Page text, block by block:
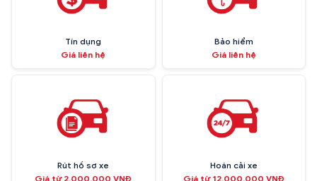
Tín dụng
Giá liên hệ
Bảo hiểm
Giá liên hệ
Rút hồ sơ xe
Giá từ 2.000.000 VNĐ
Hoán cải xe
Giá từ 12.000.000 VNĐ